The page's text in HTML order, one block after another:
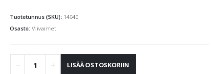
Tuotetunnus (SKU): 14040
Osasto: Viivaimet
LISÄÄ OSTOSKORIIN